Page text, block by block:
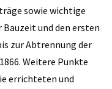
sowie wichtige
Bauzeit und den ersten
zur Abtrennung der
Weitere Punkte
errichteten und